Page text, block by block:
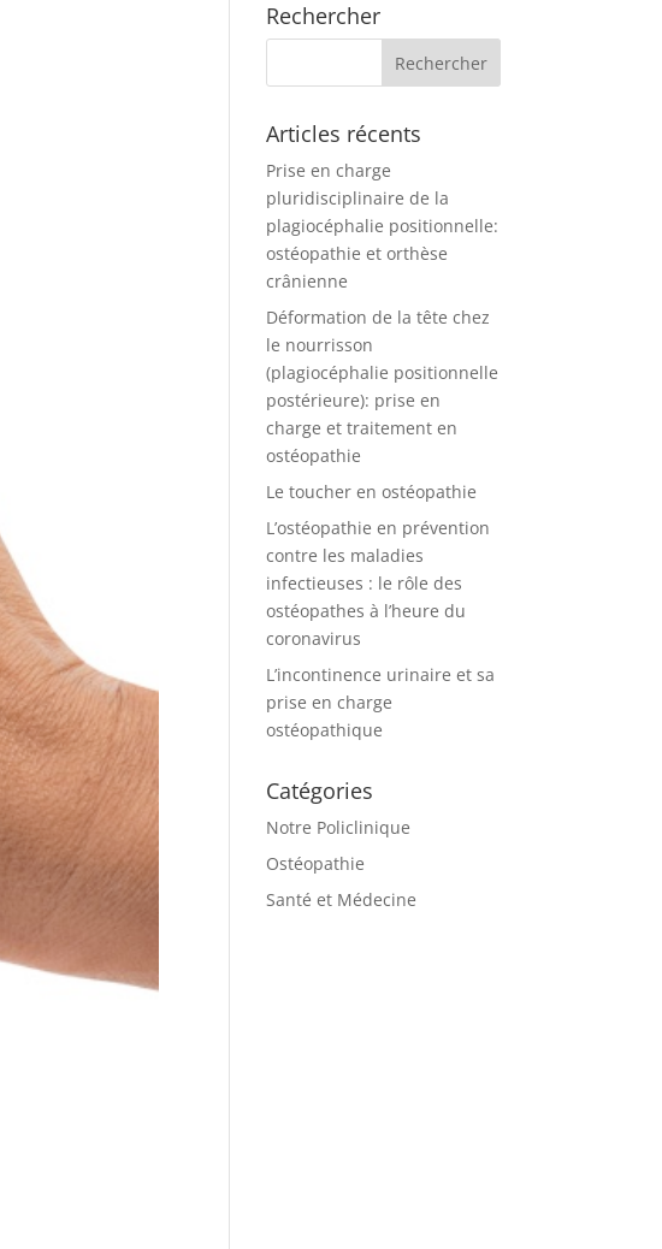
Rechercher
Articles récents
Prise en charge
pluridisciplinaire de la
plagiocéphalie positionnelle:
ostéopathie et orthèse
crânienne
Déformation de la tête chez
le nourrisson
(plagiocéphalie positionnelle
postérieure): prise en
charge et traitement en
ostéopathie
Le toucher en ostéopathie
L’ostéopathie en prévention
contre les maladies
infectieuses : le rôle des
ostéopathes à l’heure du
coronavirus
L’incontinence urinaire et sa
prise en charge
ostéopathique
Catégories
Notre Policlinique
Ostéopathie
Santé et Médecine